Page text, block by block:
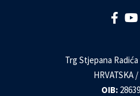
Trg Stjepana Radića
HRVATSKA
OIB: